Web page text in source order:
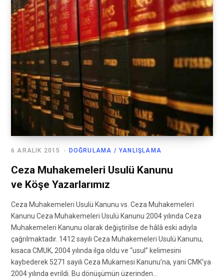
DOĞRULAMA / YANLIŞLAMA
6 ARALIK 2015
Ceza Muhakemeleri Usulü Kanunu
ve Köşe Yazarlarımız
Ceza Muhakemeleri Usulü Kanunu vs. Ceza Muhakemeleri
Kanunu Ceza Muhakemeleri Usulü Kanunu 2004 yılında Ceza
Muhakemeleri Kanunu olarak değiştirilse de hâlâ eski adıyla
çağrılmaktadır. 1412 sayılı Ceza Muhakemeleri Usulü Kanunu,
kısaca CMUK, 2004 yılında ilga oldu ve “usul” kelimesini
kaybederek 5271 sayılı Ceza Mukamesi Kanunu’na, yani CMK’ya
2004 yılında evrildi. Bu dönüşümün üzerinden…